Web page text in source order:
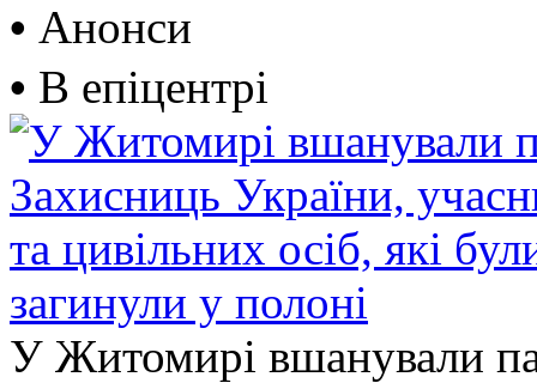
• Анонси
• В епіцентрі
У Житомирі вшанували